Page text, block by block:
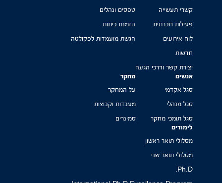
קשרי תעשייה
פעילות חברתית
לוח אירועים
חדשות
יצירת קשר ודרכי הגעה
טפסים ונהלים
הזמנת כיתות
הגשת מועמדות לפקולטה
אנשים
סגל אקדמי
סגל מנהלי
סגל תומכי מחקר
מחקר
על המחקר
מעבדות וקבוצות
סמינרים
לימודים
מסלולי תואר ראשון
מסלולי תואר שני
Ph.D.